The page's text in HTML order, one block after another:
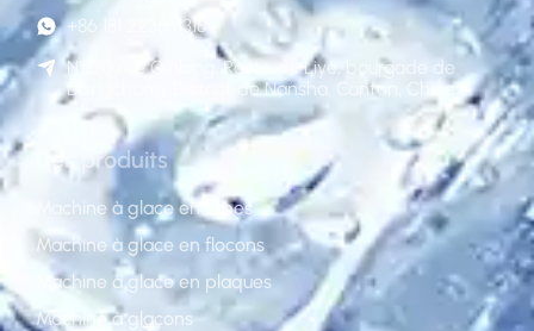
+86 181 2236 8318
N°120 rue Qinlong, Route de Liye, bourgade de
Dongchong, District de Nansha, Canton, Chine
Des produits
Machine à glace en tubes
Machine à glace en flocons
Machine à glace en plaques
Machine à glaçons